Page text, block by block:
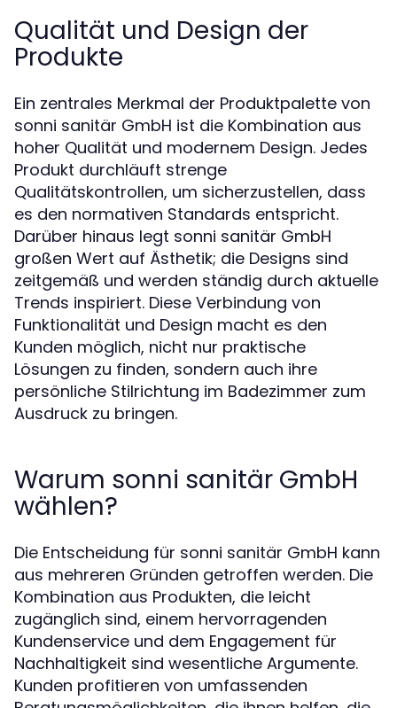
Qualität und Design der
Produkte
Ein zentrales Merkmal der Produktpalette von
sonni sanitär GmbH ist die Kombination aus
hoher Qualität und modernem Design. Jedes
Produkt durchläuft strenge
Qualitätskontrollen, um sicherzustellen, dass
es den normativen Standards entspricht.
Darüber hinaus legt sonni sanitär GmbH
großen Wert auf Ästhetik; die Designs sind
zeitgemäß und werden ständig durch aktuelle
Trends inspiriert. Diese Verbindung von
Funktionalität und Design macht es den
Kunden möglich, nicht nur praktische
Lösungen zu finden, sondern auch ihre
persönliche Stilrichtung im Badezimmer zum
Ausdruck zu bringen.
Warum sonni sanitär GmbH
wählen?
Die Entscheidung für sonni sanitär GmbH kann
aus mehreren Gründen getroffen werden. Die
Kombination aus Produkten, die leicht
zugänglich sind, einem hervorragenden
Kundenservice und dem Engagement für
Nachhaltigkeit sind wesentliche Argumente.
Kunden profitieren von umfassenden